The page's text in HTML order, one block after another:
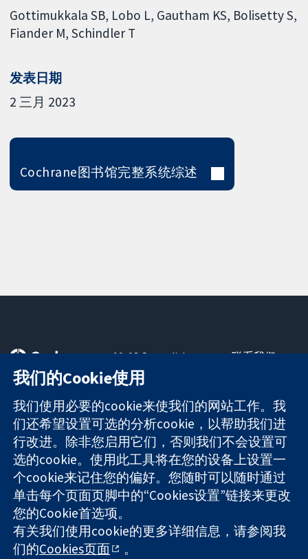
Gottimukkala SB Lobo L Gautham KS Bolisetty S
Fiander M Schindler T
发表日期
2 三月 2023
Cochrane图书馆完整系统综述
可信任的证据
知情决定
更完善的医疗健
康
11-13 Cavendish
Square
London
W1G 0AN
United Kingdom
联系我们
关于我们
工作机会
Cochrane
Library
The Cochrane Collaboration is a charity (no. 1045921) and a
company limited by guarantee (no. 03044323) registered in
England & Wales. VAT registration number GB 718 2127 49.
我们的Cookie使用
我们使用必要的cookie来使我们的网站工作。我
们还希望设置可选的分析cookie，以帮助我们进
行改进。除非您启用它们，否则我们不会设置可
选的cookie。使用此工具将在您的设备上设置一
个cookie来记住您的偏好。您随时可以随时通过
单击每个页面页脚中的“Cookies设置”链接来更改
您的Cookie首选项。
有关我们使用cookie的更多详细信息，请参阅我
们的Cookies页面 。